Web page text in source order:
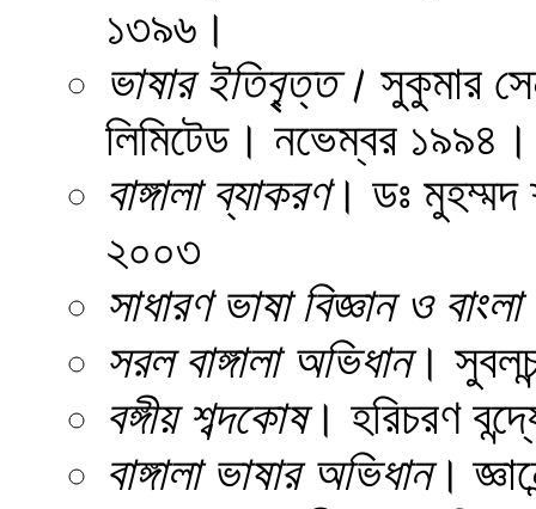
১৩৯৬।
ভাষার ইতিবৃ্ত্ত। সুকুমার
লিমিটেড। নভেম্বর ১৯৯৪।
বাঙ্গালাব্যাকরণ। ডঃ মুহম্মদ
২০০৩
সাধারণ ভাষা বিজ্ঞান ও বাংলা
সরল বাঙ্গালা অভিধান।
বঙ্গীয় শব্দকোষ। হরিচরণ
বাঙ্গালা ভাষার অভিধান।